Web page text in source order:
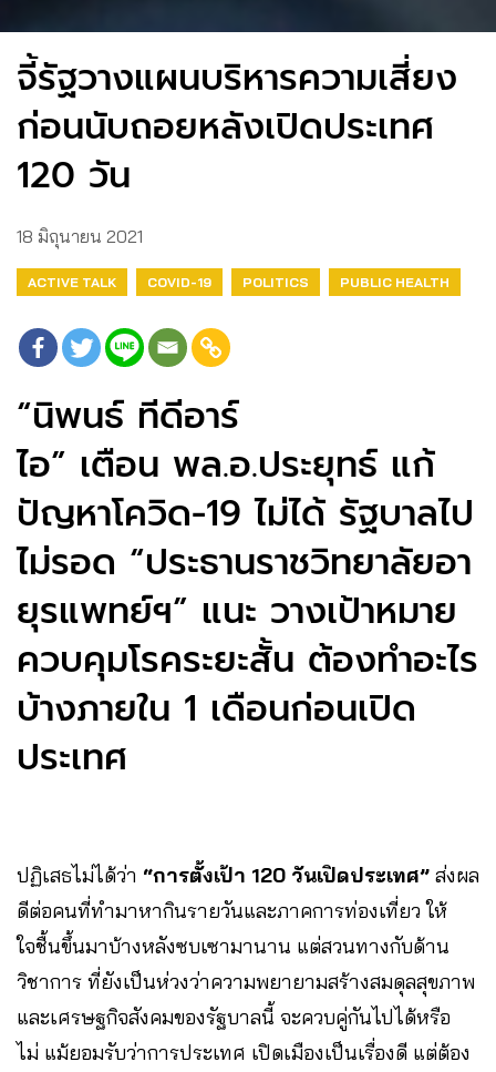
จี้รัฐวางแผนบริหารความเสี่ยง
ก่อนนับถอยหลังเปิดประเทศ
120 วัน
18 มิถุนายน 2021
ACTIVE TALK COVID-19 POLITICS PUBLIC HEALTH
“นิพนธ์ ทีดีอาร์
ไอ” เตือน พล.อ.ประยุทธ์ แก้
ปัญหาโควิด-19 ไม่ได้ รัฐบาลไป
ไม่รอด “ประธานราชวิทยาลัยอา
ยุรแพทย์ฯ” แนะ วางเป้าหมาย
ควบคุมโรคระยะสั้น ต้องทำอะไร
บ้างภายใน 1 เดือนก่อนเปิด
ประเทศ
ปฏิเสธไม่ได้ว่า “การตั้งเป้า 120 วันเปิดประเทศ” ส่งผล
ดีต่อคนที่ทำมาหากินรายวัน​และภาคการท่องเที่ยว ให้
ใจชื้นขึ้นมาบ้างหลังซบเซามานาน​ แต่สวนทางกับด้าน
วิชาการ ที่ยังเป็นห่วงว่าความพยายามสร้างสมดุลสุขภาพ
และเศรษฐกิจสังคมของรัฐบาลนี้ จะควบคู่กันไปได้หรือ
ไม่ แม้ยอมรับว่าการประเทศ​ เปิดเมืองเป็นเรื่องดี แต่ต้อง